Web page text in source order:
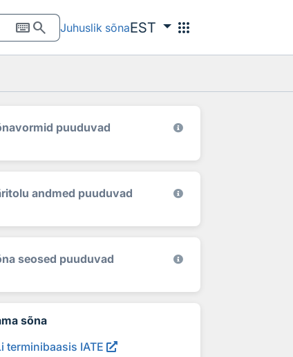
keyboardsearch Juhuslik sõnaEST apps
puuduvad
andmed puuduvad
seosed puuduvad
sõna
terminibaasis IATE